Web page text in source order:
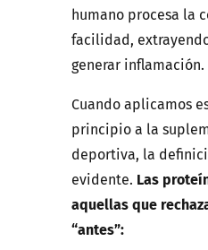
humano procesa la
facilidad,
generar inflamación.
Cuando aplicamos
principio a la
deportiva, la
evidente. Las
aquellas que
“antes”: